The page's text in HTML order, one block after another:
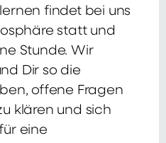
findet bei uns
statt und
Stunde. Wir
Dir so die
offene Fragen
klären und sich
eine